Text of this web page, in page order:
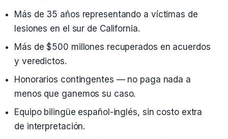
Más de 35 años representando a víctimas de
lesiones en el sur de California.
Más de $500 millones recuperados en acuerdos
y veredictos.
Honorarios contingentes — no paga nada a
menos que ganemos su caso.
Equipo bilingüe español-inglés, sin costo extra
de interpretación.